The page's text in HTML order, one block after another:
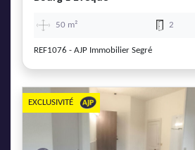
50 m² 2
REF1076 - AJP Immobilier Segré
EXCLUSIVITÉ